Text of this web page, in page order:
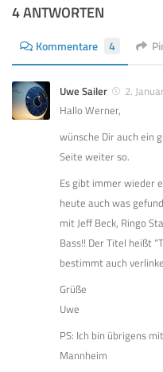
4 ANTWORTEN
Kommentare 4
Uwe Sailer
2.
Hallo Werner,
wünsche Dir auch ein
Seite weiter so.
Es gibt immer wieder
heute auch was
mit Jeff Beck, Ringo
Bass!! Der Titel heißt
bestimmt auch
Grüße
Uwe
PS: Ich bin übrigens
Mannheim